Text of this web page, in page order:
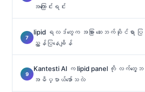
အကြောင်းရင်း
lipid ရလဒ်တွေက အခြား ဆေးဘက်ဆိုင်ရာ
ညွှန်ပြနေချိန်
Kantesti AI က lipid panel ကို လက်တွ
အဓိပ္ပာယ်ဖော်သလဲ